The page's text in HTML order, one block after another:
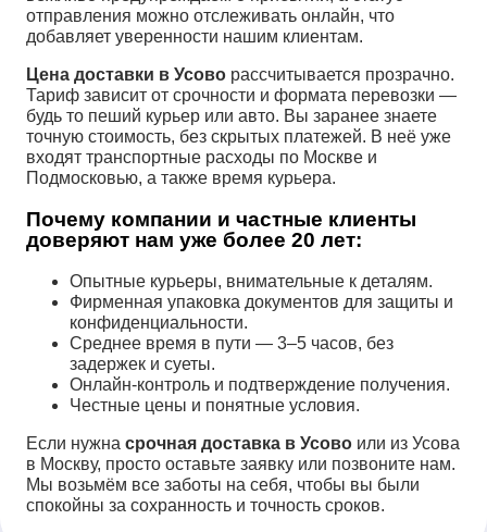
отправления можно отслеживать онлайн, что
добавляет уверенности нашим клиентам.
Цена доставки в Усово рассчитывается прозрачно.
Тариф зависит от срочности и формата перевозки —
будь то пеший курьер или авто. Вы заранее знаете
точную стоимость, без скрытых платежей. В неё уже
входят транспортные расходы по Москве и
Подмосковью, а также время курьера.
Почему компании и частные клиенты
доверяют нам уже более 20 лет:
Опытные курьеры, внимательные к деталям.
Фирменная упаковка документов для защиты и
конфиденциальности.
Среднее время в пути — 3–5 часов, без
задержек и суеты.
Онлайн-контроль и подтверждение получения.
Честные цены и понятные условия.
Если нужна срочная доставка в Усово или из Усова
в Москву, просто оставьте заявку или позвоните нам.
Мы возьмём все заботы на себя, чтобы вы были
спокойны за сохранность и точность сроков.